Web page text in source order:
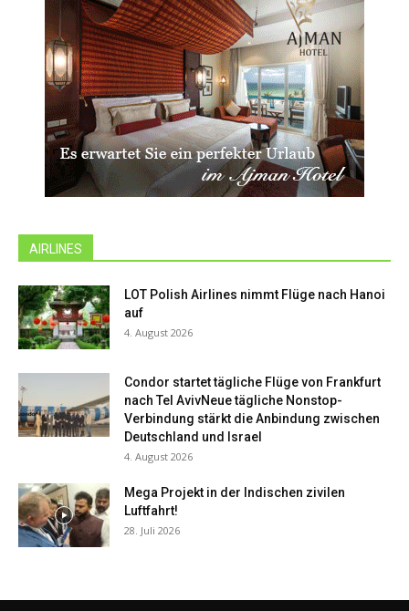
AIRLINES
LOT Polish Airlines nimmt Flüge nach Hanoi
auf
4. August 2026
Condor startet tägliche Flüge von Frankfurt
nach Tel AvivNeue tägliche Nonstop-
Verbindung stärkt die Anbindung zwischen
Deutschland und Israel
4. August 2026
Mega Projekt in der Indischen zivilen
Luftfahrt!
28. Juli 2026